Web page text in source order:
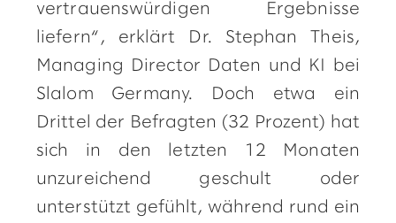
vertrauenswürdigen Ergebnisse
liefern“, erklärt Dr. Stephan Theis,
Managing Director Daten und KI bei
Slalom Germany. Doch etwa ein
Drittel der Befragten (32 Prozent) hat
sich in den letzten 12 Monaten
unzureichend geschult oder
unterstützt gefühlt, während rund ein